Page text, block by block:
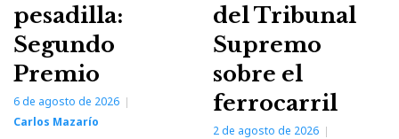
pesadilla:
Segundo
Premio
6 de agosto de 2026
Carlos Mazarío
del Tribunal
Supremo
sobre el
ferrocarril
2 de agosto de 2026